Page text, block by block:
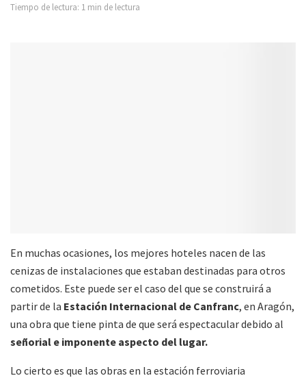
Tiempo de lectura: 1 min de lectura
En muchas ocasiones, los mejores hoteles nacen de las
cenizas de instalaciones que estaban destinadas para otros
cometidos. Este puede ser el caso del que se construirá a
partir de la Estación Internacional de Canfranc, en Aragón,
una obra que tiene pinta de que será espectacular debido al
señorial e imponente aspecto del lugar.
Lo cierto es que las obras en la estación ferroviaria